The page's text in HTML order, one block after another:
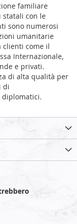
familiare
statali con le
sono numerosi
umanitarie
clienti come il
Internazionale,
e privati.
di alta qualità per
di
diplomatici.